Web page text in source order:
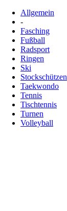
Allgemein
-
Fasching
Fußball
Radsport
Ringen
Ski
Stockschützen
Taekwondo
Tennis
Tischtennis
Turnen
Volleyball